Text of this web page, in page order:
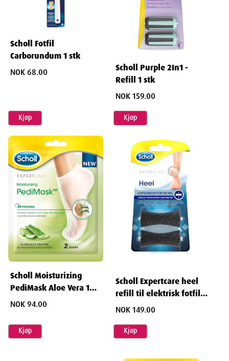
Dimensjoner
Depth
Weight
Scholl Fotfil
Carborundum 1 stk
NOK 68.00
Kjøp
Scholl Purple 2In1 -
Refill 1 stk
NOK 159.00
Kjøp
Scholl Moisturizing
PediMask Aloe Vera 1
par
NOK 94.00
Kjøp
Scholl Expertcare heel
refill til elektrisk fotfil 2
stk
NOK 149.00
Kjøp